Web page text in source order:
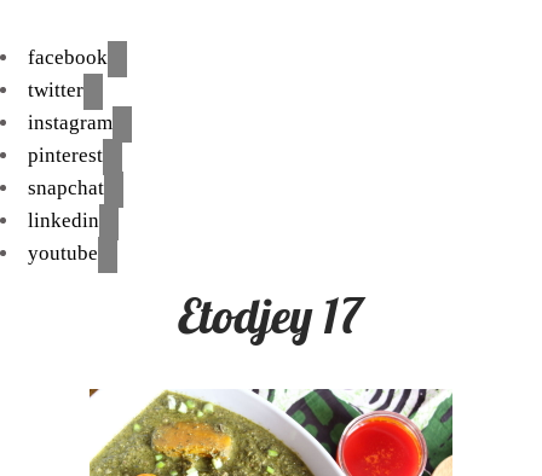
facebook
twitter
instagram
pinterest
snapchat
linkedin
youtube
Etodjey 17